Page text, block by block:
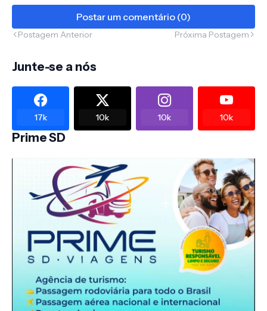
Postar um comentário (0)
Postagem Anterior Próxima Postagem
Junte-se a nós
17k 10k 10k 10k
Prime SD